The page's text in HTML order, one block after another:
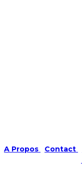
A Propos Contact